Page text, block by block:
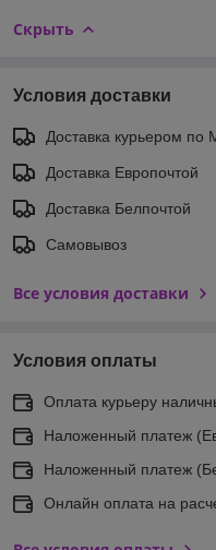
Скрыть
Условия доставки
Доставка курьером по
Доставка Европочтой
Доставка Белпочтой
Самовывоз
Все условия доставки
Условия оплаты
Оплата курьеру
Наложенный платеж
Наложенный платеж
Онлайн оплата на